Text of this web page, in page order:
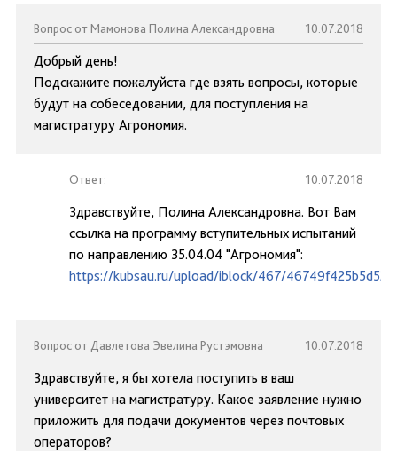
Вопрос от Мамонова Полина Александровна 10.07.2018
Добрый день!
Подскажите пожалуйста где взять вопросы, которые
будут на собеседовании, для поступления на
магистратуру Агрономия.
Ответ: 10.07.2018
Здравствуйте, Полина Александровна. Вот Вам
ссылка на программу вступительных испытаний
по направлению 35.04.04 "Агрономия":
https://kubsau.ru/upload/iblock/467/
Вопрос от Давлетова Эвелина Рустэмовна 10.07.2018
Здравствуйте, я бы хотела поступить в ваш
университет на магистратуру. Какое заявление нужно
приложить для подачи документов через почтовых
операторов?